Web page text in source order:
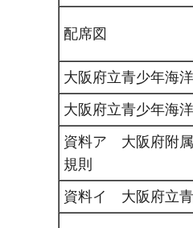
配席図
大阪府立青少年海
大阪府立青少年海
資料ア 大阪府附属
規則
資料イ 大阪府立青